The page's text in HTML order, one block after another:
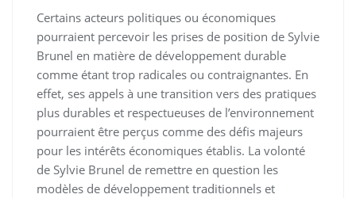
Certains acteurs politiques ou économiques
pourraient percevoir les prises de position de Sylvie
Brunel en matière de développement durable
comme étant trop radicales ou contraignantes. En
effet, ses appels à une transition vers des pratiques
plus durables et respectueuses de l’environnement
pourraient être perçus comme des défis majeurs
pour les intérêts économiques établis. La volonté
de Sylvie Brunel de remettre en question les
modèles de développement traditionnels et